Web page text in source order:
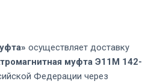
осуществляет доставку
муфта Э11М 142-
Федерации через